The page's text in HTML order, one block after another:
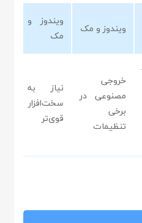
ویندوز و مک
ویندوز و
مک
خروجی
مصنوعی در
برخی
تنظیمات
نیاز به
سخت‌افزار
قوی‌تر